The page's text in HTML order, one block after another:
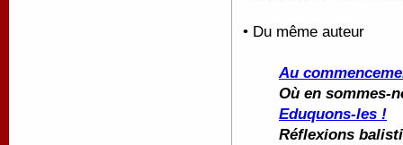
• Du même auteur
Au
Où en sommes-
Eduquons-les !
Réflexions